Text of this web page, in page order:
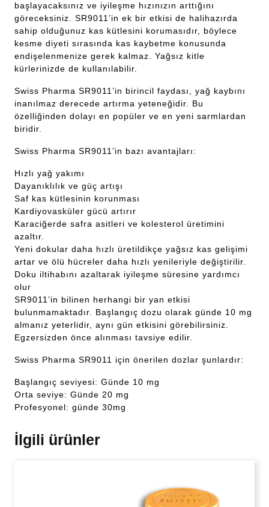
başlayacaksınız ve iyileşme hızınızın arttığını
göreceksiniz. SR9011’in ek bir etkisi de halihazırda
sahip olduğunuz kas kütlesini korumasıdır, böylece
kesme diyeti sırasında kas kaybetme konusunda
endişelenmenize gerek kalmaz. Yağsız kitle
kürlerinizde de kullanılabilir.
Swiss Pharma SR9011’in birincil faydası, yağ kaybını
inanılmaz derecede artırma yeteneğidir. Bu
özelliğinden dolayı en popüler ve en yeni sarmlardan
biridir.
Swiss Pharma SR9011’in bazı avantajları:
Hızlı yağ yakımı
Dayanıklılık ve güç artışı
Saf kas kütlesinin korunması
Kardiyovasküler gücü artırır
Karaciğerde safra asitleri ve kolesterol üretimini
azaltır.
Yeni dokular daha hızlı üretildikçe yağsız kas gelişimi
artar ve ölü hücreler daha hızlı yenileriyle değiştirilir.
Doku iltihabını azaltarak iyileşme süresine yardımcı
olur
SR9011’in bilinen herhangi bir yan etkisi
bulunmamaktadır. Başlangıç dozu olarak günde 10 mg
almanız yeterlidir, aynı gün etkisini görebilirsiniz.
Egzersizden önce alınması tavsiye edilir.
Swiss Pharma SR9011 için önerilen dozlar şunlardır:
Başlangıç seviyesi: Günde 10 mg
Orta seviye: Günde 20 mg
Profesyonel: günde 30mg
İlgili ürünler